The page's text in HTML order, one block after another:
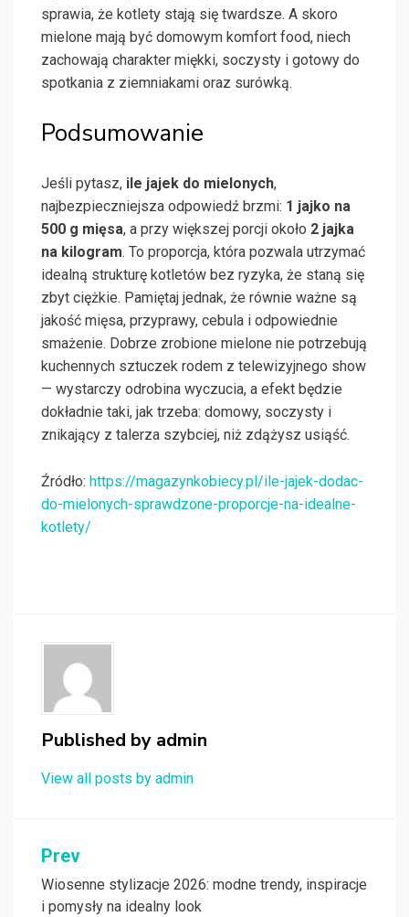
sprawia, że kotlety stają się twardsze. A skoro
mielone mają być domowym komfort food, niech
zachowają charakter miękki, soczysty i gotowy do
spotkania z ziemniakami oraz surówką.
Podsumowanie
Jeśli pytasz, ile jajek do mielonych,
najbezpieczniejsza odpowiedź brzmi: 1 jajko na
500 g mięsa, a przy większej porcji około 2 jajka
na kilogram. To proporcja, która pozwala utrzymać
idealną strukturę kotletów bez ryzyka, że staną się
zbyt ciężkie. Pamiętaj jednak, że równie ważne są
jakość mięsa, przyprawy, cebula i odpowiednie
smażenie. Dobrze zrobione mielone nie potrzebują
kuchennych sztuczek rodem z telewizyjnego show
— wystarczy odrobina wyczucia, a efekt będzie
dokładnie taki, jak trzeba: domowy, soczysty i
znikający z talerza szybciej, niż zdążysz usiąść.
Źródło: https://magazynkobiecy.pl/ile-jajek-dodac-
do-mielonych-sprawdzone-proporcje-na-idealne-
kotlety/
Published by admin
View all posts by admin
Nawigacja
wpisu
Prev
Wiosenne stylizacje 2026: modne trendy, inspiracje
i pomysły na idealny look